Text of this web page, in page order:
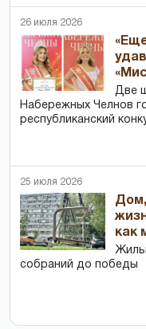
26 июля 2026
Две
Набережных Челнов
республиканский
25 июля 2026
как
собраний до победы